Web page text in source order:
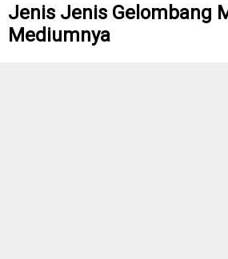
Jenis Jenis Gelombang
Mediumnya